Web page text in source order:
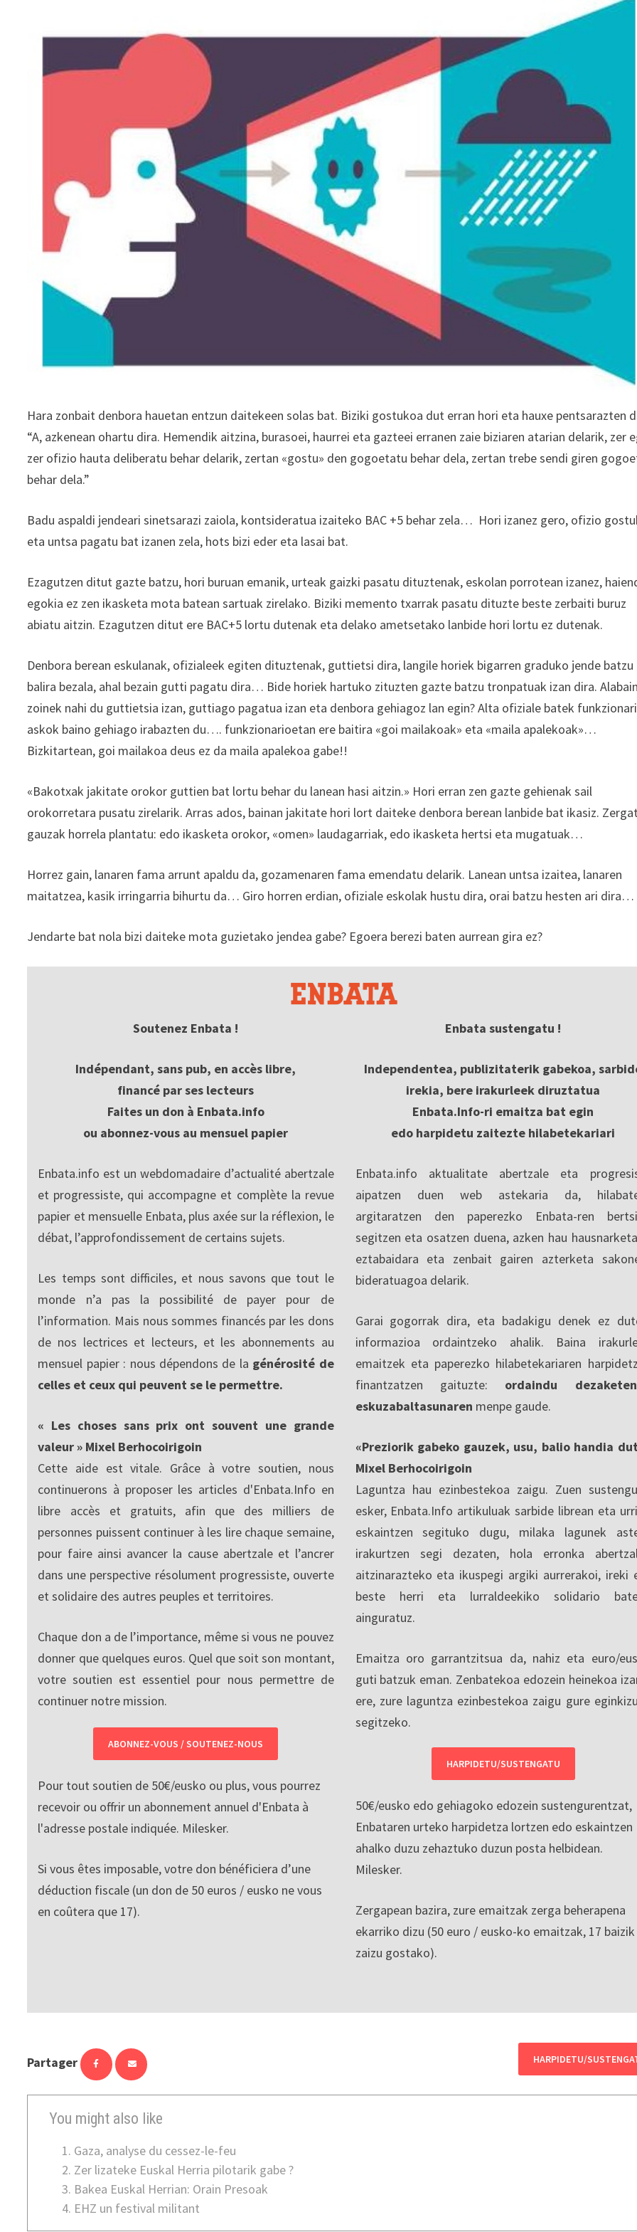
Hara zonbait denbora hauetan entzun daitekeen solas bat. Biziki gostukoa dut erran hori eta hauxe pentsarazten
“A, azkenean ohartu dira. Hemendik aitzina, burasoei, haurrei eta gazteei erranen zaie biziaren atarian delarik, zer
zer ofizio hauta deliberatu behar delarik, zertan «gostu» den gogoetatu behar dela, zertan trebe sendi giren
behar dela.”
Badu aspaldi jendeari sinetsarazi zaiola, kontsideratua izaiteko BAC +5 behar zela… Hori izanez gero, ofizio
eta untsa pagatu bat izanen zela, hots bizi eder eta lasai bat.
Ezagutzen ditut gazte batzu, hori buruan emanik, urteak gaizki pasatu dituztenak, eskolan porrotean izanez,
egokia ez zen ikasketa mota batean sartuak zirelako. Biziki memento txarrak pasatu dituzte beste zerbaiti buruz
abiatu aitzin. Ezagutzen ditut ere BAC+5 lortu dutenak eta delako ametsetako lanbide hori lortu ez dutenak.
Denbora berean eskulanak, ofizialeek egiten dituztenak, guttietsi dira, langile horiek bigarren graduko jende batzu
balira bezala, ahal bezain gutti pagatu dira… Bide horiek hartuko zituzten gazte batzu tronpatuak izan dira.
zoinek nahi du guttietsia izan, guttiago pagatua izan eta denbora gehiagoz lan egin? Alta ofiziale batek
askok baino gehiago irabazten du…. funkzionarioetan ere baitira «goi mailakoak» eta «maila apalekoak»…
Bizkitartean, goi mailakoa deus ez da maila apalekoa gabe!!
«Bakotxak jakitate orokor guttien bat lortu behar du lanean hasi aitzin.» Hori erran zen gazte gehienak sail
orokorretara pusatu zirelarik. Arras ados, bainan jakitate hori lort daiteke denbora berean lanbide bat ikasiz.
gauzak horrela plantatu: edo ikasketa orokor, «omen» laudagarriak, edo ikasketa hertsi eta mugatuak…
Horrez gain, lanaren fama arrunt apaldu da, gozamenaren fama emendatu delarik. Lanean untsa izaitea, lanaren
maitatzea, kasik irringarria bihurtu da… Giro horren erdian, ofiziale eskolak hustu dira, orai batzu hesten ari dira…
Jendarte bat nola bizi daiteke mota guzietako jendea gabe? Egoera berezi baten aurrean gira ez?
Soutenez Enbata !
Indépendant, sans pub, en accès libre,
financé par ses lecteurs
Faites un don à Enbata.info
ou abonnez-vous au mensuel papier
Enbata.info est un webdomadaire d’actualité abertzale
et progressiste, qui accompagne et complète la revue
papier et mensuelle Enbata, plus axée sur la réflexion, le
débat, l’approfondissement de certains sujets.
Les temps sont difficiles, et nous savons que tout le
monde n’a pas la possibilité de payer pour de
l’information. Mais nous sommes financés par les dons
de nos lectrices et lecteurs, et les abonnements au
mensuel papier : nous dépendons de la générosité de
celles et ceux qui peuvent se le permettre.
« Les choses sans prix ont souvent une grande
valeur » Mixel Berhocoirigoin
Cette aide est vitale. Grâce à votre soutien, nous
continuerons à proposer les articles d'Enbata.Info en
libre accès et gratuits, afin que des milliers de
personnes puissent continuer à les lire chaque semaine,
pour faire ainsi avancer la cause abertzale et l’ancrer
dans une perspective résolument progressiste, ouverte
et solidaire des autres peuples et territoires.
Chaque don a de l’importance, même si vous ne pouvez
donner que quelques euros. Quel que soit son montant,
votre soutien est essentiel pour nous permettre de
continuer notre mission.
ABONNEZ-VOUS / SOUTENEZ-NOUS
Pour tout soutien de 50€/eusko ou plus, vous pourrez
recevoir ou offrir un abonnement annuel d'Enbata à
l'adresse postale indiquée. Milesker.
Si vous êtes imposable, votre don bénéficiera d’une
déduction fiscale (un don de 50 euros / eusko ne vous
en coûtera que 17).
Enbata sustengatu !
Independentea, publizitaterik gabekoa,
irekia, bere irakurleek diruztatua
Enbata.Info-ri emaitza bat egin
edo harpidetu zaitezte hilabetekariari
Enbata.info aktualitate abertzale eta
aipatzen duen web astekaria da,
argitaratzen den paperezko Enbata-ren
segitzen eta osatzen duena, azken hau
eztabaidara eta zenbait gairen azterketa
bideratuagoa delarik.
Garai gogorrak dira, eta badakigu denek ez
informazioa ordaintzeko ahalik. Baina
emaitzek eta paperezko hilabetekariaren
finantzatzen gaituzte: ordaindu
eskuzabaltasunaren menpe gaude.
«Preziorik gabeko gauzek, usu, balio handia
Mixel Berhocoirigoin
Laguntza hau ezinbestekoa zaigu. Zuen
esker, Enbata.Info artikuluak sarbide librean eta
eskaintzen segituko dugu, milaka lagunek
irakurtzen segi dezaten, hola erronka
aitzinarazteko eta ikuspegi argiki aurrerakoi, ireki
beste herri eta lurraldeekiko solidario
ainguratuz.
Emaitza oro garrantzitsua da, nahiz eta euro/
guti batzuk eman. Zenbatekoa edozein heinekoa
ere, zure laguntza ezinbestekoa zaigu gure
segitzeko.
HARPIDETU/SUSTENGATU
50€/eusko edo gehiagoko edozein sustengurentzat,
Enbataren urteko harpidetza lortzen edo eskaintzen
ahalko duzu zehaztuko duzun posta helbidean.
Milesker.
Zergapean bazira, zure emaitzak zerga beherapena
ekarriko dizu (50 euro / eusko-ko emaitzak, 17 baizik
zaizu gostako).
Partager HARPIDETU/
You might also like
Gaza, analyse du cessez-le-feu
Zer lizateke Euskal Herria pilotarik gabe ?
Bakea Euskal Herrian: Orain Presoak
EHZ un festival militant